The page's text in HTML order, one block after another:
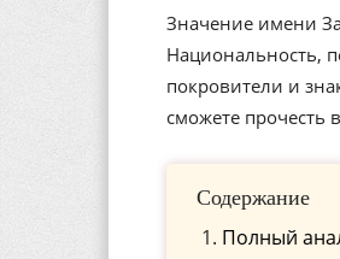
Значение имени
Национальность,
покровители и
сможете прочесть
Содержание
Полный